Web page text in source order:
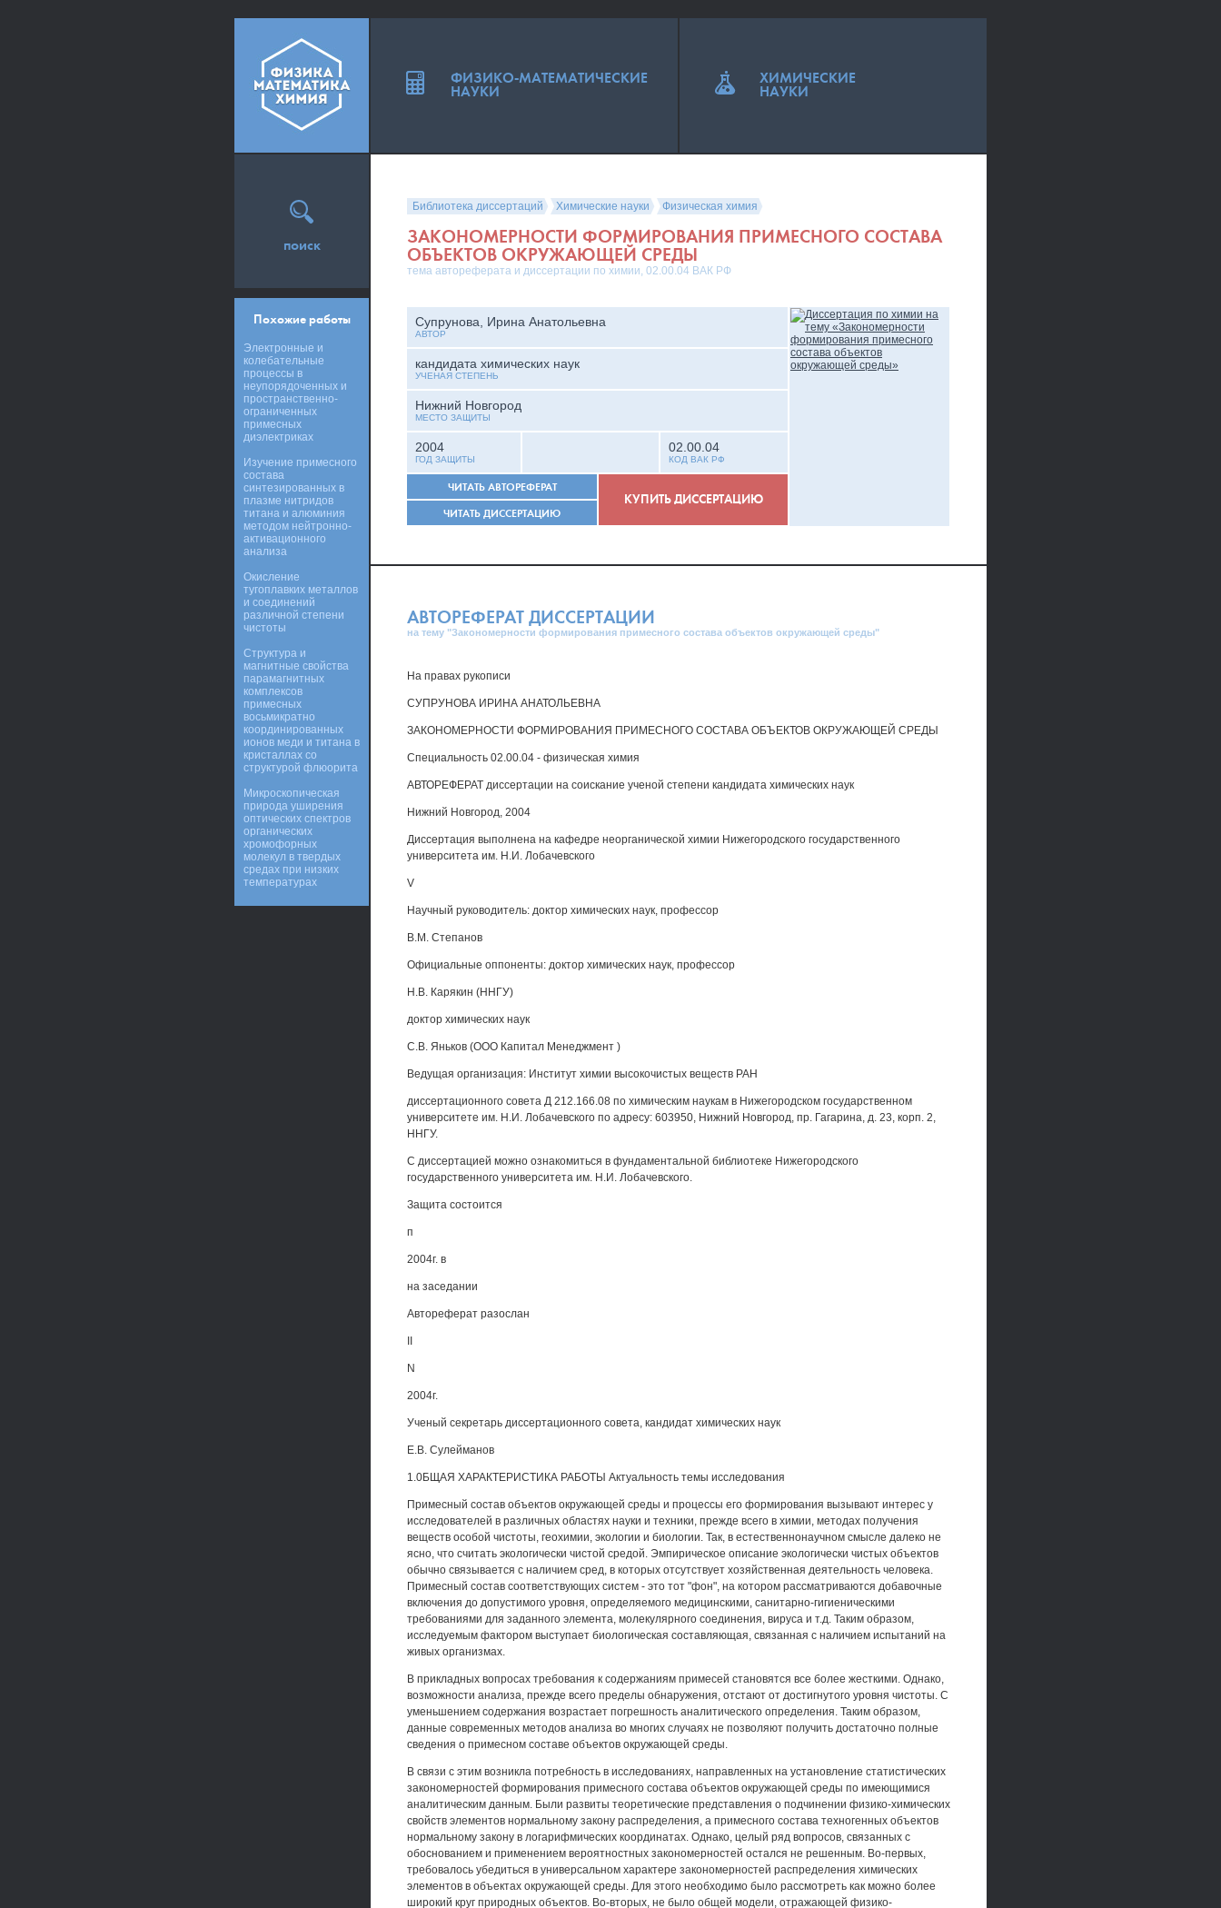
Библиотека диссертаций Химические науки Физическая химия
ЗАКОНОМЕРНОСТИ ФОРМИРОВАНИЯ ПРИМЕСНОГО СОСТАВА
ОБЪЕКТОВ ОКРУЖАЮЩЕЙ СРЕДЫ
тема автореферата и диссертации по химии, 02.00.04 ВАК РФ
Супрунова, Ирина Анатольевна
АВТОР
кандидата химических наук
УЧЕНАЯ СТЕПЕНЬ
Нижний Новгород
МЕСТО ЗАЩИТЫ
2004
ГОД ЗАЩИТЫ
02.00.04
КОД ВАК РФ
ЧИТАТЬ АВТОРЕФЕРАТ
ЧИТАТЬ ДИССЕРТАЦИЮ
КУПИТЬ ДИССЕРТАЦИЮ
АВТОРЕФЕРАТ ДИССЕРТАЦИИ
на тему "Закономерности формирования примесного состава объектов окружающей среды"
На правах рукописи
СУПРУНОВА ИРИНА АНАТОЛЬЕВНА
ЗАКОНОМЕРНОСТИ ФОРМИРОВАНИЯ ПРИМЕСНОГО СОСТАВА ОБЪЕКТОВ ОКРУЖАЮЩЕЙ СРЕДЫ
Специальность 02.00.04 - физическая химия
АВТОРЕФЕРАТ диссертации на соискание ученой степени кандидата химических наук
Нижний Новгород, 2004
Диссертация выполнена на кафедре неорганической химии Нижегородского государственного
университета им. Н.И. Лобачевского
V
Научный руководитель: доктор химических наук, профессор
В.М. Степанов
Официальные оппоненты: доктор химических наук, профессор
Н.В. Карякин (ННГУ)
доктор химических наук
C.B. Яньков (ООО Капитал Менеджмент )
Ведущая организация: Институт химии высокочистых веществ РАН
диссертационного совета Д 212.166.08 по химическим наукам в Нижегородском государственном
университете им. Н.И. Лобачевского по адресу: 603950, Нижний Новгород, пр. Гагарина, д. 23, корп. 2,
ННГУ.
С диссертацией можно ознакомиться в фундаментальной библиотеке Нижегородского
государственного университета им. Н.И. Лобачевского.
Защита состоится
п
2004г. в
на заседании
Автореферат разослан
N
2004г.
Ученый секретарь диссертационного совета, кандидат химических наук
Е.В. Сулейманов
1.0БЩАЯ ХАРАКТЕРИСТИКА РАБОТЫ Актуальность темы исследования
Примесный состав объектов окружающей среды и процессы его формирования вызывают интерес у
исследователей в различных областях науки и техники, прежде всего в химии, методах получения
веществ особой чистоты, геохимии, экологии и биологии. Так, в естественнонаучном смысле далеко не
ясно, что считать экологически чистой средой. Эмпирическое описание экологически чистых объектов
обычно связывается с наличием сред, в которых отсутствует хозяйственная деятельность человека.
Примесный состав соответствующих систем - это тот "фон", на котором рассматриваются добавочные
включения до допустимого уровня, определяемого медицинскими, санитарно-гигиеническими
требованиями для заданного элемента, молекулярного соединения, вируса и т.д. Таким образом,
исследуемым фактором выступает биологическая составляющая, связанная с наличием испытаний на
живых организмах.
В прикладных вопросах требования к содержаниям примесей становятся все более жесткими. Однако,
возможности анализа, прежде всего пределы обнаружения, отстают от достигнутого уровня чистоты. С
уменьшением содержания возрастает погрешность аналитического определения. Таким образом,
данные современных методов анализа во многих случаях не позволяют получить достаточно полные
сведения о примесном составе объектов окружающей среды.
В связи с этим возникла потребность в исследованиях, направленных на установление статистических
закономерностей формирования примесного состава объектов окружающей среды по имеющимися
аналитическим данным. Были развиты теоретические представления о подчинении физико-химических
свойств элементов нормальному закону распределения, а примесного состава техногенных объектов
нормальному закону в логарифмических координатах. Однако, целый ряд вопросов, связанных с
обоснованием и применением вероятностных закономерностей остался не решенным. Во-первых,
требовалось убедиться в универсальном характере закономерностей распределения химических
элементов в объектах окружающей среды. Для этого необходимо было рассмотреть как можно более
широкий круг природных объектов. Во-вторых, не было общей модели, отражающей физико-
поиск
Похожие работы
Электронные и
колебательные
процессы в
неупорядоченных и
пространственно-
ограниченных
примесных
диэлектриках
Изучение примесного
состава
синтезированных в
плазме нитридов
титана и алюминия
методом нейтронно-
активационного
анализа
Окисление
тугоплавких металлов
и соединений
различной степени
чистоты
Структура и
магнитные свойства
парамагнитных
комплексов
примесных
восьмикратно
координированных
ионов меди и титана в
кристаллах со
структурой флюорита
Микроскопическая
природа уширения
оптических спектров
органических
хромофорных
молекул в твердых
средах при низких
температурах
ФИЗИКО-МАТЕМАТИЧЕСКИЕ
НАУКИ
ХИМИЧЕСКИЕ
НАУКИ